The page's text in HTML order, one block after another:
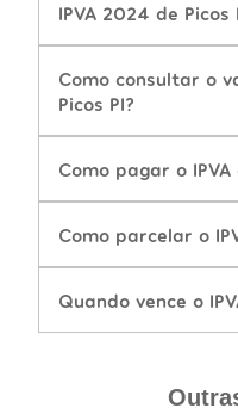
IPVA 2024 de Picos
Como consultar o
Picos PI?
Como pagar o
Como parcelar o
Quando vence o